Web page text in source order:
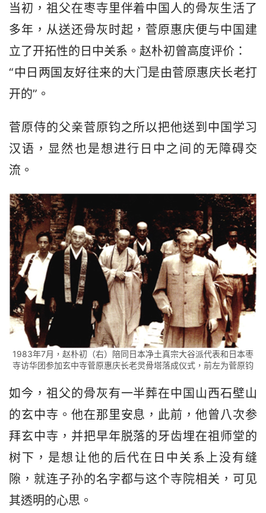
当初，祖父在枣寺里伴着中国人的骨灰生活了
多年，从送还骨灰时起，菅原惠庆便与中国建
立了开拓性的日中关系。赵朴初曾高度评价：
“中日两国友好往来的大门是由菅原惠庆长老打
开的”。
菅原侍的父亲菅原钧之所以把他送到中国学习
汉语，显然也是想进行日中之间的无障碍交
流。
1983年7月，赵朴初（右）陪同日本净土真宗大谷派代表和日本枣
寺访华团参加玄中寺菅原惠庆长老灵骨塔落成仪式，前左为菅原钧
如今，祖父的骨灰有一半葬在中国山西石壁山
的玄中寺。他在那里安息，此前，他曾八次参
拜玄中寺，并把早年脱落的牙齿埋在祖师堂的
树下，是想让他的后代在日中关系上没有缝
隙，就连子孙的名字都与这个寺院相关，可见
其透明的心思。